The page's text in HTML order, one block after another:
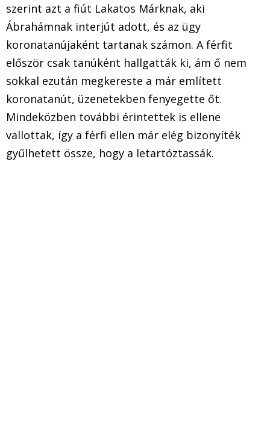
szerint azt a fiút Lakatos Márknak, aki
Ábrahámnak interjút adott, és az ügy
koronatanújaként tartanak számon. A férfit
először csak tanúként hallgatták ki, ám ő nem
sokkal ezután megkereste a már említett
koronatanút, üzenetekben fenyegette őt.
Mindeközben további érintettek is ellene
vallottak, így a férfi ellen már elég bizonyíték
gyűlhetett össze, hogy a letartóztassák.